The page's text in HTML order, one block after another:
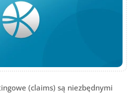
(claims) są niezbędnymi